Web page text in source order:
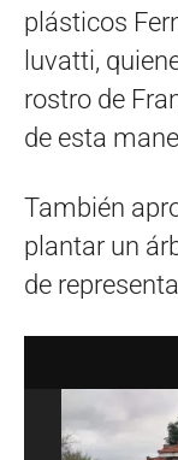
plásticos
luvatti,
rostro de
de esta
También
plantar un
de